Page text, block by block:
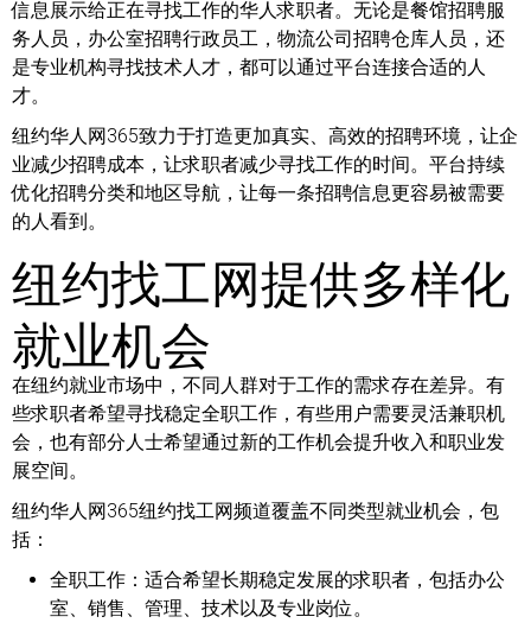
信息展示给正在寻找工作的华人求职者。无论是餐馆招聘服
务人员，办公室招聘行政员工，物流公司招聘仓库人员，还
是专业机构寻找技术人才，都可以通过平台连接合适的人
才。
纽约华人网365致力于打造更加真实、高效的招聘环境，让企
业减少招聘成本，让求职者减少寻找工作的时间。平台持续
优化招聘分类和地区导航，让每一条招聘信息更容易被需要
的人看到。
纽约找工网提供多样化
就业机会
在纽约就业市场中，不同人群对于工作的需求存在差异。有
些求职者希望寻找稳定全职工作，有些用户需要灵活兼职机
会，也有部分人士希望通过新的工作机会提升收入和职业发
展空间。
纽约华人网365纽约找工网频道覆盖不同类型就业机会，包
括：
全职工作： 适合希望长期稳定发展的求职者，包括办公
室、销售、管理、技术以及专业岗位。